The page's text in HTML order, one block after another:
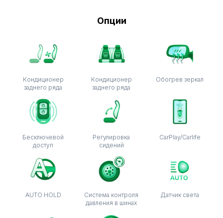
Опции
Кондиционер
заднего ряда
Кондиционер
заднего ряда
Обогрев зеркал
Бесключевой
доступ
Регулировка
сидений
CarPlay/Carlife
AUTO HOLD
Система контроля
давления в шинах
Датчик света